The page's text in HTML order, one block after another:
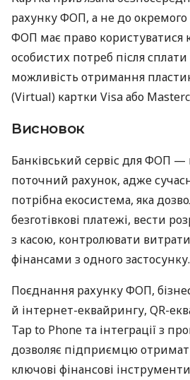
рахунку ФОП, а не до окремого
ФОП має право користуватися
особистих потреб після сплати
можливість отримання
(Virtual) картки Visa або
Висновок
Банківський сервіс для ФОП
поточний рахунок, адже
потрібна екосистема, яка
безготівкові платежі, вести
з касою, контролювати
фінансами з одного застосунку.
Поєднання рахунку ФОП,
й інтернет-еквайрингу, QR-
Tap to Phone та інтеграції з
дозволяє підприємцю
ключові фінансові